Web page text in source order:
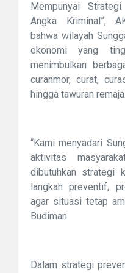
Mempunyai
Angka Kriminal”,
bahwa wilayah
ekonomi yang
menimbulkan
curanmor, curat,
hingga tawuran remaja.
“Kami menyadari
aktivitas
dibutuhkan strategi
langkah preventif,
agar situasi tetap
Budiman.
Dalam strategi